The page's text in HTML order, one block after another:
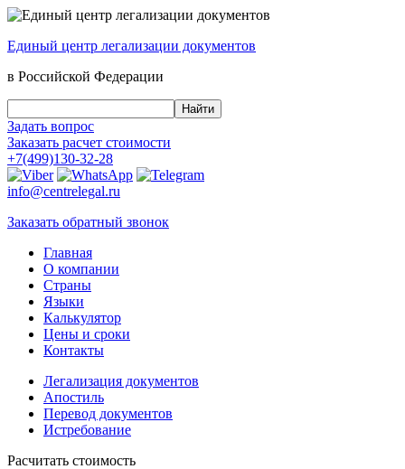
Единый центр легализации документов
в Российской Федерации
Задать вопрос
Заказать расчет стоимости
+7(499)130-32-28
info@centrelegal.ru
Заказать обратный звонок
Главная
О компании
Страны
Языки
Калькулятор
Цены и сроки
Контакты
Легализация документов
Апостиль
Перевод документов
Истребование
Расчитать стоимость